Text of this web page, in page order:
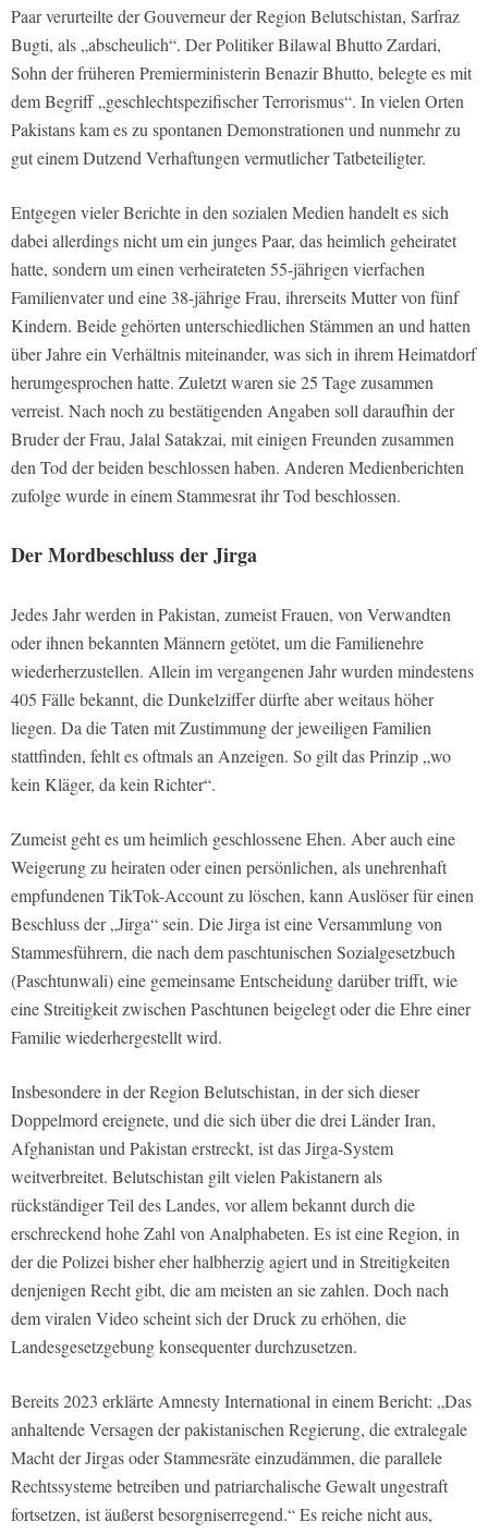
Paar verurteilte der Gouverneur der Region Belutschistan, Sarfraz
Bugti, als „abscheulich“. Der Politiker Bilawal Bhutto Zardari,
Sohn der früheren Premierministerin Benazir Bhutto, belegte es mit
dem Begriff „geschlechtspezifischer Terrorismus“. In vielen Orten
Pakistans kam es zu spontanen Demonstrationen und nunmehr zu
gut einem Dutzend Verhaftungen vermutlicher Tatbeteiligter.
Entgegen vieler Berichte in den sozialen Medien handelt es sich
dabei allerdings nicht um ein junges Paar, das heimlich geheiratet
hatte, sondern um einen verheirateten 55-jährigen vierfachen
Familienvater und eine 38-jährige Frau, ihrerseits Mutter von fünf
Kindern. Beide gehörten unterschiedlichen Stämmen an und hatten
über Jahre ein Verhältnis miteinander, was sich in ihrem Heimatdorf
herumgesprochen hatte. Zuletzt waren sie 25 Tage zusammen
verreist. Nach noch zu bestätigenden Angaben soll daraufhin der
Bruder der Frau, Jalal Satakzai, mit einigen Freunden zusammen
den Tod der beiden beschlossen haben. Anderen Medienberichten
zufolge wurde in einem Stammesrat ihr Tod beschlossen.
Der Mordbeschluss der Jirga
Jedes Jahr werden in Pakistan, zumeist Frauen, von Verwandten
oder ihnen bekannten Männern getötet, um die Familienehre
wiederherzustellen. Allein im vergangenen Jahr wurden mindestens
405 Fälle bekannt, die Dunkelziffer dürfte aber weitaus höher
liegen. Da die Taten mit Zustimmung der jeweiligen Familien
stattfinden, fehlt es oftmals an Anzeigen. So gilt das Prinzip „wo
kein Kläger, da kein Richter“.
Zumeist geht es um heimlich geschlossene Ehen. Aber auch eine
Weigerung zu heiraten oder einen persönlichen, als unehrenhaft
empfundenen TikTok-Account zu löschen, kann Auslöser für einen
Beschluss der „Jirga“ sein. Die Jirga ist eine Versammlung von
Stammesführern, die nach dem paschtunischen Sozialgesetzbuch
(Paschtunwali) eine gemeinsame Entscheidung darüber trifft, wie
eine Streitigkeit zwischen Paschtunen beigelegt oder die Ehre einer
Familie wiederhergestellt wird.
Insbesondere in der Region Belutschistan, in der sich dieser
Doppelmord ereignete, und die sich über die drei Länder Iran,
Afghanistan und Pakistan erstreckt, ist das Jirga-System
weitverbreitet. Belutschistan gilt vielen Pakistanern als
rückständiger Teil des Landes, vor allem bekannt durch die
erschreckend hohe Zahl von Analphabeten. Es ist eine Region, in
der die Polizei bisher eher halbherzig agiert und in Streitigkeiten
denjenigen Recht gibt, die am meisten an sie zahlen. Doch nach
dem viralen Video scheint sich der Druck zu erhöhen, die
Landesgesetzgebung konsequenter durchzusetzen.
Bereits 2023 erklärte Amnesty International in einem Bericht: „Das
anhaltende Versagen der pakistanischen Regierung, die extralegale
Macht der Jirgas oder Stammesräte einzudämmen, die parallele
Rechtssysteme betreiben und patriarchalische Gewalt ungestraft
fortsetzen, ist äußerst besorgniserregend.“ Es reiche nicht aus,